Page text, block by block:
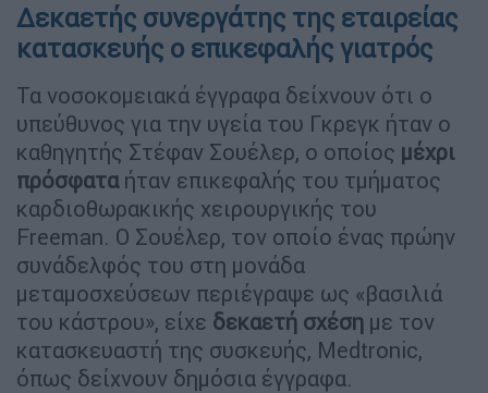
Δεκαετής συνεργάτης της εταιρείας
κατασκευής ο επικεφαλής γιατρός
Τα νοσοκομειακά έγγραφα δείχνουν ότι ο
υπεύθυνος για την υγεία του Γκρεγκ ήταν ο
καθηγητής Στέφαν Σουέλερ, ο οποίος μέχρι
πρόσφαταήταν επικεφαλής του τμήματος
καρδιοθωρακικής χειρουργικής του
Freeman. Ο Σουέλερ, τον οποίο ένας πρώην
συνάδελφός του στη μονάδα
μεταμοσχεύσεων περιέγραψε ως «βασιλιά
του κάστρου», είχε δεκαετή σχέση με τον
κατασκευαστή της συσκευής, Medtronic,
όπως δείχνουν δημόσια έγγραφα.